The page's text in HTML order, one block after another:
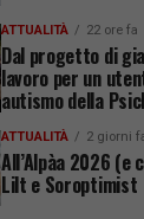
ATTUALITÀ 22 ore fa
Dal progetto di
lavoro per un
autismo della
ATTUALITÀ 2 giorni
All’Alpàa 2026 (e
Lilt e Soroptimist